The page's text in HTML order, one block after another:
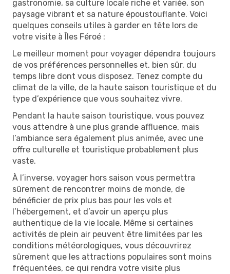
gastronomie, sa culture locale riche et variée, son
paysage vibrant et sa nature époustouflante. Voici
quelques conseils utiles à garder en tête lors de
votre visite à Îles Féroé :
Le meilleur moment pour voyager dépendra toujours
de vos préférences personnelles et, bien sûr, du
temps libre dont vous disposez. Tenez compte du
climat de la ville, de la haute saison touristique et du
type d’expérience que vous souhaitez vivre.
Pendant la haute saison touristique, vous pouvez
vous attendre à une plus grande affluence, mais
l’ambiance sera également plus animée, avec une
offre culturelle et touristique probablement plus
vaste.
À l’inverse, voyager hors saison vous permettra
sûrement de rencontrer moins de monde, de
bénéficier de prix plus bas pour les vols et
l’hébergement, et d’avoir un aperçu plus
authentique de la vie locale. Même si certaines
activités de plein air peuvent être limitées par les
conditions météorologiques, vous découvrirez
sûrement que les attractions populaires sont moins
fréquentées, ce qui rendra votre visite plus